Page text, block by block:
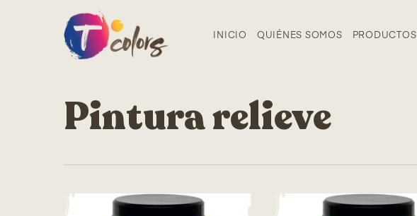
INICIO QUIÉNES SOMOS PRODUCTOS
Pintura relieve